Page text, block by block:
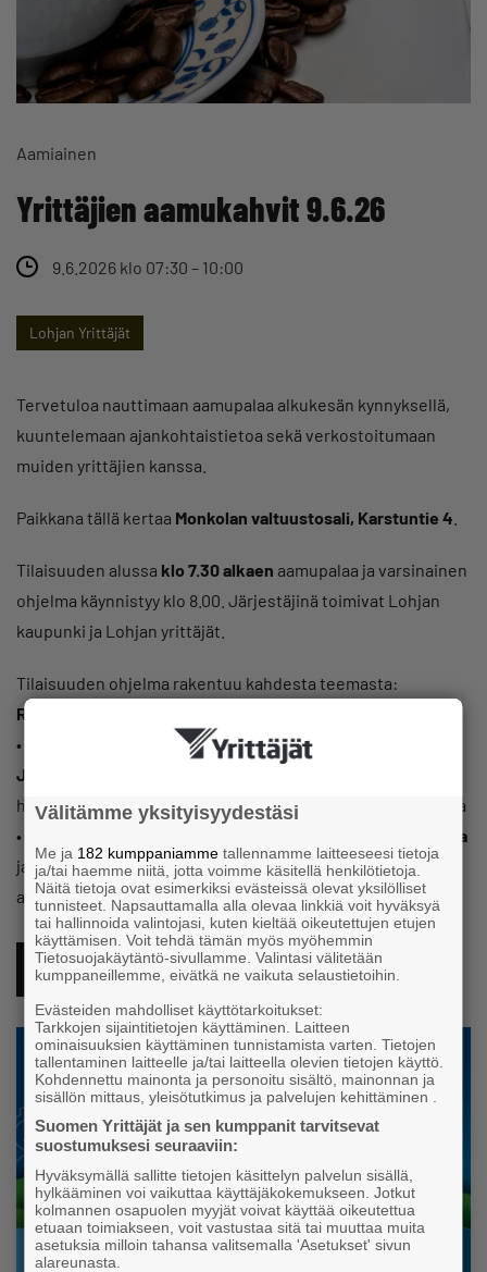
Aamiainen
Yrittäjien aamukahvit 9.6.26
9.6.2026 klo 07:30 – 10:00
Lohjan Yrittäjät
Tervetuloa nauttimaan aamupalaa alkukesän kynnyksellä,
kuuntelemaan ajankohtaistietoa sekä verkostoitumaan
muiden yrittäjien kanssa.
Paikkana tällä kertaa Monkolan valtuustosali, Karstuntie 4
Tilaisuuden alussa klo 7.30 alkaen aamupalaa ja varsinainen
ohjelma käynnistyy klo 8.00. Järjestäjinä toimivat Lohjan
kaupunki ja Lohjan yrittäjät.
Tilaisuuden ohjelma rakentuu kahdesta teemasta:
Rahoitusinfo ja kaupungin hankinnat
• Uudenmaan elinvoimakeskukseen yritysasiantuntija
Joonas E. Karhisen
hankeasiantuntijaJenni Ruohoninfo Leader-rahoituksesta
• Kaupungin uudet hankinta-asiantuntijat
Sonja Pohjanvirta
ja Johannes Syväteräesittäytyvät sekä hankintojen
ajankohtaiset
ILMOITTAUDU TÄSTÄ
Välitämme yksityisyydestäsi
Me ja 182 kumppaniamme tallennamme laitteeseesi tietoja
ja/tai haemme niitä, jotta voimme käsitellä henkilötietoja.
Näitä tietoja ovat esimerkiksi evästeissä olevat yksilölliset
tunnisteet. Napsauttamalla alla olevaa linkkiä voit hyväksyä
tai hallinnoida valintojasi, kuten kieltää oikeutettujen etujen
käyttämisen. Voit tehdä tämän myös myöhemmin
Tietosuojakäytäntö-sivullamme. Valintasi välitetään
kumppaneillemme, eivätkä ne vaikuta selaustietoihin.
Evästeiden mahdolliset käyttötarkoitukset:
Tarkkojen sijaintitietojen käyttäminen. Laitteen
ominaisuuksien käyttäminen tunnistamista varten. Tietojen
tallentaminen laitteelle ja/tai laitteella olevien tietojen käyttö.
Kohdennettu mainonta ja personoitu sisältö, mainonnan ja
sisällön mittaus, yleisötutkimus ja palvelujen kehittäminen .
Suomen Yrittäjät ja sen kumppanit tarvitsevat
suostumuksesi seuraaviin:
Hyväksymällä sallitte tietojen käsittelyn palvelun sisällä,
hylkääminen voi vaikuttaa käyttäjäkokemukseen. Jotkut
kolmannen osapuolen myyjät voivat käyttää oikeutettua
etuaan toimiakseen, voit vastustaa sitä tai muuttaa muita
asetuksia milloin tahansa valitsemalla 'Asetukset' sivun
alareunasta.